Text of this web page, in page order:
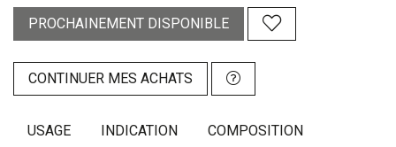
PROCHAINEMENT DISPONIBLE
CONTINUER MES ACHATS
USAGE INDICATION COMPOSITION